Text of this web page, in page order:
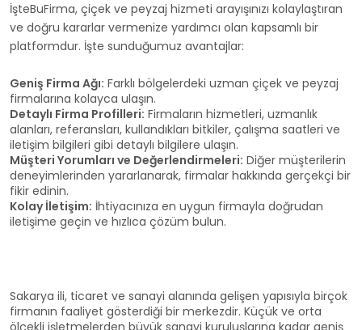
İşteBuFirma, çiçek ve peyzaj hizmeti arayışınızı kolaylaştıran
ve doğru kararlar vermenize yardımcı olan kapsamlı bir
platformdur. İşte sunduğumuz avantajlar:
Geniş Firma Ağı: Farklı bölgelerdeki uzman çiçek ve peyzaj
firmalarına kolayca ulaşın.
Detaylı Firma Profilleri: Firmaların hizmetleri, uzmanlık
alanları, referansları, kullandıkları bitkiler, çalışma saatleri ve
iletişim bilgileri gibi detaylı bilgilere ulaşın.
Müşteri Yorumları ve Değerlendirmeleri: Diğer müşterilerin
deneyimlerinden yararlanarak, firmalar hakkında gerçekçi bir
fikir edinin.
Kolay İletişim: İhtiyacınıza en uygun firmayla doğrudan
iletişime geçin ve hızlıca çözüm bulun.
Sakarya ili, ticaret ve sanayi alanında gelişen yapısıyla birçok
firmanın faaliyet gösterdiği bir merkezdir. Küçük ve orta
ölçekli işletmelerden büyük sanayi kuruluşlarına kadar geniş